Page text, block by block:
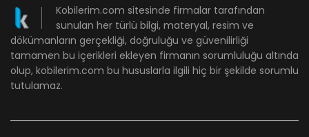
Kobilerim.com sitesinde firmalar tarafından
sunulan her türlü bilgi, materyal, resim ve
dökümanların gerçekliği, doğruluğu ve güvenilirliği
tamamen bu içerikleri ekleyen firmanın sorumluluğu altında
olup, kobilerim.com bu hususlarla ilgili hiç bir şekilde sorumlu
tutulamaz.